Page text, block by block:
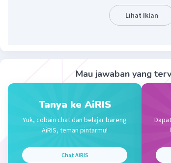
Lihat Iklan
Mau jawaban yang
Tanya ke AiRIS
Yuk, cobain chat dan belajar bareng
AiRIS, teman pintarmu!
Chat AiRIS